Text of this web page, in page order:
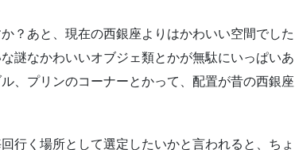
？あと、現在の西銀座よりはかわいい空間でした
謎なかわいいオブジェ類とかが無駄にいっぱいあ
、プリンのコーナーとかって、配置が昔の西銀座
行く場所として選定したいかと言われると、ちょ